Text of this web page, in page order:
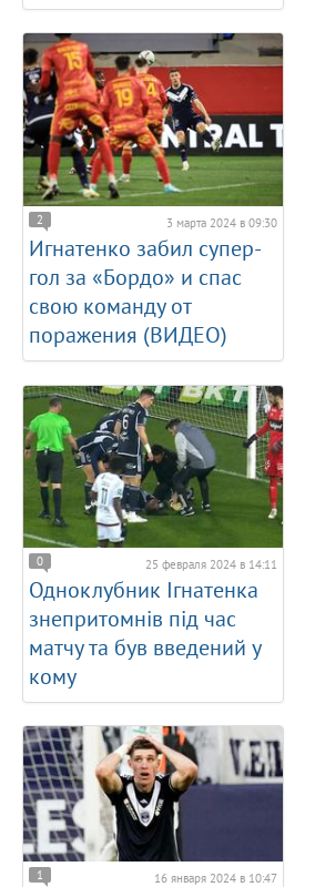
2 3 марта 2024 в 09:30
Игнатенко забил супер-
гол за «Бордо» и спас
свою команду от
поражения (ВИДЕО)
0 25 февраля 2024 в 14:11
Одноклубник Ігнатенка
знепритомнів під час
матчу та був введений у
кому
1 16 января 2024 в 10:47